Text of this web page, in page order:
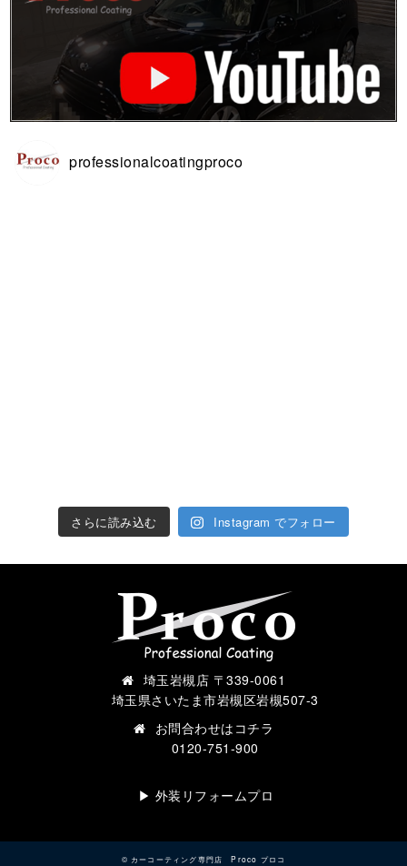
professionalcoatingproco
さらに読み込む Instagram でフォロー
埼玉岩槻店 〒339-0061
埼玉県さいたま市岩槻区岩槻507-3
お問合わせは コチラ
0120-751-900
▶︎ 外装リフォームプロ
© カーコーティング専門店 Proco プロコ